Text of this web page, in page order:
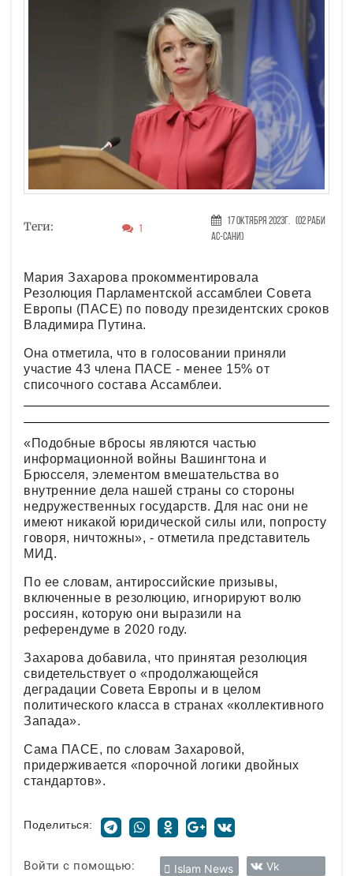
Теги: 1
17 Октября 2023г. (02 Раби
ас-сани)
Мария Захарова прокомментировала
Резолюция Парламентской ассамблеи Совета
Европы (ПАСЕ) по поводу президентских сроков
Владимира Путина.
Она отметила, что в голосовании приняли
участие 43 члена ПАСЕ - менее 15% от
списочного состава Ассамблеи.
«Подобные вбросы являются частью
информационной войны Вашингтона и
Брюсселя, элементом вмешательства во
внутренние дела нашей страны со стороны
недружественных государств. Для нас они не
имеют никакой юридической силы или, попросту
говоря, ничтожны», - отметила представитель
МИД.
По ее словам, антироссийские призывы,
включенные в резолюцию, игнорируют волю
россиян, которую они выразили на
референдуме в 2020 году.
Захарова добавила, что принятая резолюция
свидетельствует о «продолжающейся
деградации Совета Европы и в целом
политического класса в странах «коллективного
Запада».
Сама ПАСЕ, по словам Захаровой,
придерживается «порочной логики двойных
стандартов».
Поделиться:
Войти с помощью: Islam News Vk